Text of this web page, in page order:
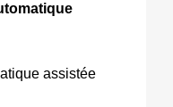
assistée